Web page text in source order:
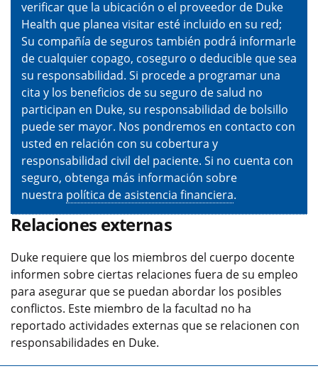
verificar que la ubicación o el proveedor de Duke
Health que planea visitar esté incluido en su red;
Su compañía de seguros también podrá informarle
de cualquier copago, coseguro o deducible que sea
su responsabilidad. Si procede a programar una
cita y los beneficios de su seguro de salud no
participan en Duke, su responsabilidad de bolsillo
puede ser mayor. Nos pondremos en contacto con
usted en relación con su cobertura y
responsabilidad civil del paciente. Si no cuenta con
seguro, obtenga más información sobre
nuestra política de asistencia financiera.
Relaciones externas
Duke requiere que los miembros del cuerpo docente
informen sobre ciertas relaciones fuera de su empleo
para asegurar que se puedan abordar los posibles
conflictos. Este miembro de la facultad no ha
reportado actividades externas que se relacionen con
responsabilidades en Duke.